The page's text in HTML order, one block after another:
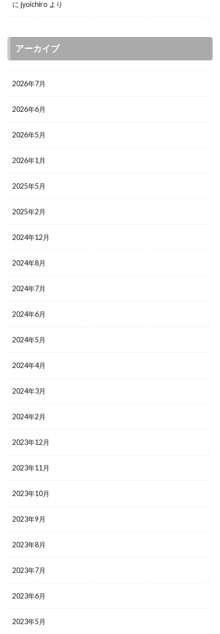
に jyoichiro より
アーカイブ
2026年7月
2026年6月
2026年5月
2026年1月
2025年5月
2025年2月
2024年12月
2024年8月
2024年7月
2024年6月
2024年5月
2024年4月
2024年3月
2024年2月
2023年12月
2023年11月
2023年10月
2023年9月
2023年8月
2023年7月
2023年6月
2023年5月